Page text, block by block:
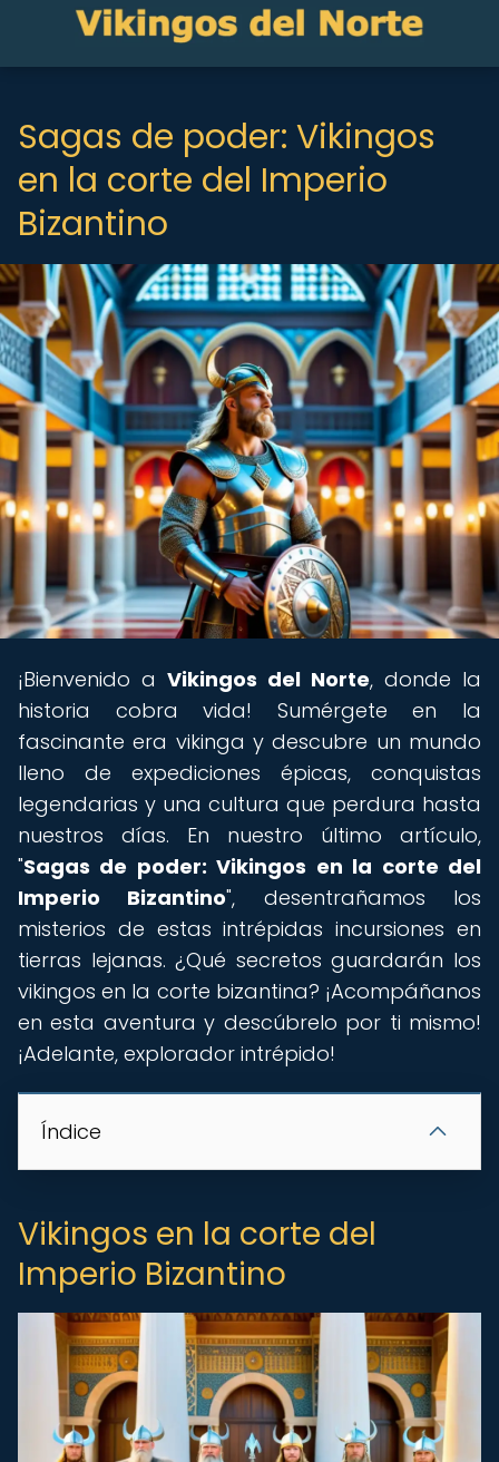
Sagas de poder: Vikingos
en la corte del Imperio
Bizantino
¡Bienvenido a Vikingos del Norte, donde la
historia cobra vida! Sumérgete en la
fascinante era vikinga y descubre un mundo
lleno de expediciones épicas, conquistas
legendarias y una cultura que perdura hasta
nuestros días. En nuestro último artículo,
"Sagas de poder: Vikingos en la corte del
Imperio Bizantino", desentrañamos los
misterios de estas intrépidas incursiones en
tierras lejanas. ¿Qué secretos guardarán los
vikingos en la corte bizantina? ¡Acompáñanos
en esta aventura y descúbrelo por ti mismo!
¡Adelante, explorador intrépido!
Índice
Vikingos en la corte del
Imperio Bizantino